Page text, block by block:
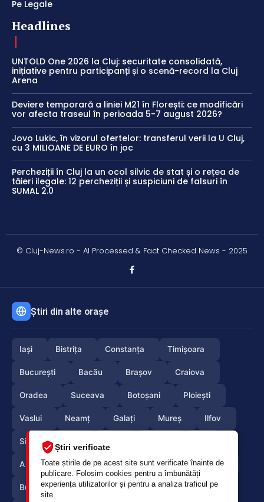
Știri verificate
Toate știrile de pe acest site sunt verificate înainte de
publicare. Folosim cookies pentru a îmbunătăți
experiența utilizatorilor și pentru a analiza traficul pe
site.
Pe Legale
Headlines
UNTOLD One 2026 la Cluj: securitate consolidată,
inițiative pentru participanți și o scenă-record la Cluj
Arena
Deviere temporară a liniei M21 în Florești: ce modificări
vor afecta traseul în perioada 5-7 august 2026?
Jovo Lukic, în vizorul ofertelor: transferul verii la U Cluj,
cu 3 MILIOANE DE EURO în joc
Percheziții în Cluj la un ocol silvic de stat și o rețea de
tăieri ilegale: 12 percheziții și suspiciuni de falsuri în
SUMAL 2.0
© Cluj-News.ro - AI Processed & Fact Checked News - 2025
Știri din alte orașe
Iași Bistrița Constanța Timișoara
București Bacău Brașov Craiova
Oradea Suceava Botoșani Ploiești
Vaslui Neamț Galați Mureș Ilfov
Sibiu
Arges Maramures Vrancea Satumare
Buzau Braila Calarasi Caras-Severin